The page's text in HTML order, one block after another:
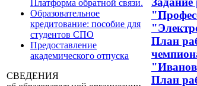
Платформа обратной связи.
Образовательное
кредитование: пособие для
студентов СПО
Предоставление
академического отпуска
СВЕДЕНИЯ
План
План